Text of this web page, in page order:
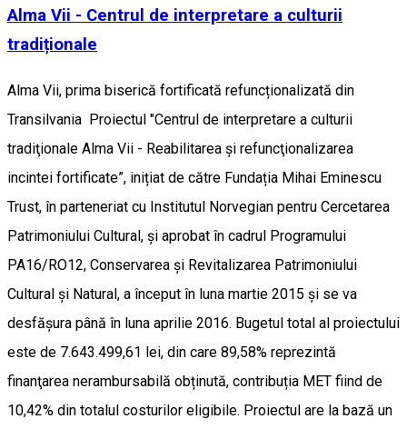
Alma Vii - Centrul de interpretare a culturii
tradiționale
Alma Vii, prima biserică fortificată refuncționalizată din
Transilvania Proiectul "Centrul de interpretare a culturii
tradiţionale Alma Vii - Reabilitarea și refuncţionalizarea
incintei fortificate”, inițiat de către Fundația Mihai Eminescu
Trust, în parteneriat cu Institutul Norvegian pentru Cercetarea
Patrimoniului Cultural, și aprobat în cadrul Programului
PA16/RO12, Conservarea și Revitalizarea Patrimoniului
Cultural și Natural, a început în luna martie 2015 și se va
desfășura până în luna aprilie 2016. Bugetul total al proiectului
este de 7.643.499,61 lei, din care 89,58% reprezintă
finanţarea nerambursabilă obținută, contribuția MET fiind de
10,42% din totalul costurilor eligibile. Proiectul are la bază un